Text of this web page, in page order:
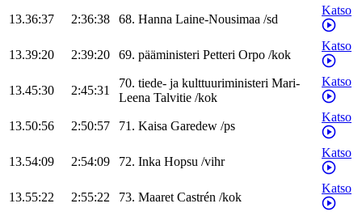
13.36:37 2:36:38 68. Hanna Laine-Nousimaa /sd
Katso
13.39:20 2:39:20 69. pääministeri Petteri Orpo /kok
Katso
13.45:30 2:45:31
70. tiede- ja kulttuuriministeri Mari-
Leena Talvitie /kok
Katso
13.50:56 2:50:57 71. Kaisa Garedew /ps
Katso
13.54:09 2:54:09 72. Inka Hopsu /vihr
Katso
13.55:22 2:55:22 73. Maaret Castrén /kok
Katso